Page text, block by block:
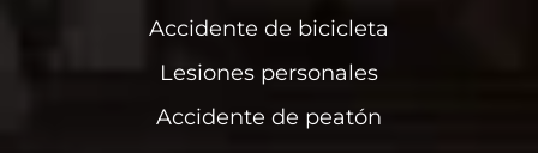
Accidente de bicicleta
Lesiones personales
Accidente de peatón